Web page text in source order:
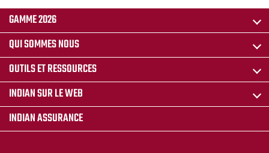
GAMME 2026
QUI SOMMES NOUS
OUTILS ET RESSOURCES
INDIAN SUR LE WEB
INDIAN ASSURANCE